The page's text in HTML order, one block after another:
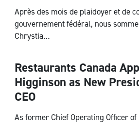
Après des mois de plaidoyer et de
gouvernement fédéral, nous
Chrystia…
National
Restaurants Canada
Higginson as New
CEO
As former Chief Operating Officer